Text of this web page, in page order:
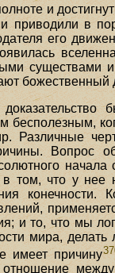
и
приводили в
его
существами
божественный
бесполезным,
Различные
Вопрос
в том, что у нее
и то, что мы
мира,
имеет причину
отношение